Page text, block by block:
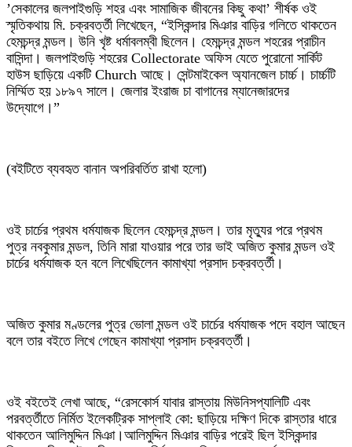
‎’সেকালের জলপাইগুড়ি শহর এবং সামাজিক জীবনের কিছু কথা’ শীর্ষক ওই
স্মৃতিকথায় মি. চক্রবর্ত্তী লিখেছেন, “ইস্কিন্দার মিঞার বাড়ির গলিতে থাকতেন
হেমচন্দ্র মন্ডল। উনি খৃষ্ট ধর্মাবলম্বী ছিলেন। হেমচন্দ্র মন্ডল শহরের প্রাচীন
বাসিন্দা। জলপাইগুড়ি শহরের Collectorate অফিস যেতে পুরোনো সার্কিট
হাউস ছাড়িয়ে একটি Church আছে। সেন্টমাইকেল অ্যানজেল চার্চ্চ। চার্চ্চটি
নির্ম্মিত হয় ১৮৯৭ সালে। জেলার ইংরাজ চা বাগানের ম্যানেজারদের
উদ্যোগে।”
‎(বইটিতে ব্যবহৃত বানান অপরিবর্তিত রাখা হলো)
‎ওই চার্চের প্রথম ধর্মযাজক ছিলেন হেমচন্দ্র মন্ডল। তার মৃত্যুর পরে প্রথম
পুত্র নবকুমার মন্ডল, তিনি মারা যাওয়ার পরে তার ভাই অজিত কুমার মন্ডল ওই
চার্চের ধর্মযাজক হন বলে লিখেছিলেন কামাখ্যা প্রসাদ চক্রবর্ত্তী।
‎অজিত কুমার মণ্ডলের পুত্র ভোলা মন্ডল ওই চার্চের ধর্মযাজক পদে বহাল আছেন
বলে তার বইতে লিখে গেছেন কামাখ্যা প্রসাদ চক্রবর্ত্তী।
‎ওই বইতেই লেখা আছে, “রেসকোর্স যাবার রাস্তায় মিউনিসপ্যালিটি এবং
পরবর্ত্তীতে নির্মিত ইলেকট্রিক সাপ্লাই কো: ছাড়িয়ে দক্ষিণ দিকে রাস্তার ধারে
থাকতেন আলিমুদ্দিন মিঞা।আলিমুদ্দিন মিঞার বাড়ির পরেই ছিল ইস্কিন্দার